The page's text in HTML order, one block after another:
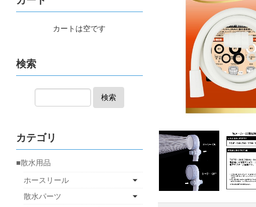
カートは空です
検索
検索
カテゴリ
■散水用品
ホースリール
散水パーツ